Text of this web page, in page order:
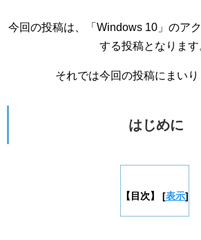
今回の投稿は、「Windows 10」のア
する投稿となります
それでは今回の投稿にまいり
はじめに
【目次】 [表示]